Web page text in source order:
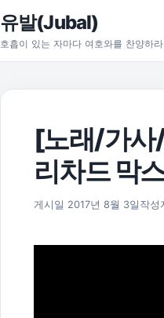
본문으로 건너뛰기
유발(Jubal)
호흡이 있는 자마다 여호와를 찬양하
[노래/가사
리차드 막
게시일 2017년 8월 3일 작성